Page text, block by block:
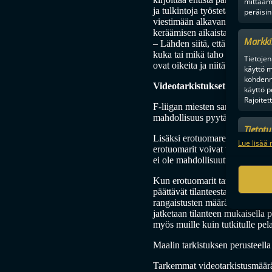
käyttö
käyttö
Lue lisää
ja tulkintoja työstetään
viestimään alkavan kauden
keräämisen aikaistaminen
– Lähden siitä, että pystymme
kuka tai mikä taho yhteistä
ovat oikeita ja niitä saadaan
Videotarkistukset jatkuvat F-
F-liigan miesten sarjassa ovat
mahdollisuus pyytää
Lisäksi erotuomareiden tulee
erotuomarit voivat tarkistaa
ei ole mahdollisuutta pyytää
Kun erotuomarit tarkistavat
päättävät tilanteesta
rangaistusten määräämistä
jatketaan tilanteen mukaisella
myös muille kuin tutkitulle
Maalin tarkistuksen
Tarkemmat